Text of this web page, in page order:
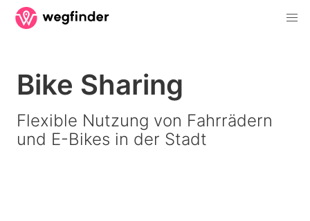
Bike Sharing
Flexible Nutzung von Fahrrädern
und E-Bikes in der Stadt